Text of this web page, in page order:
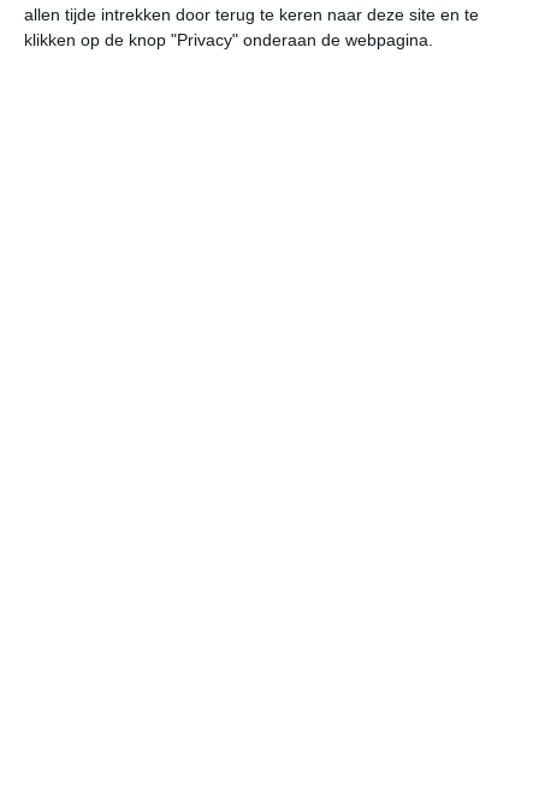
allen tijde intrekken door terug te keren naar deze site en te
klikken op de knop "Privacy" onderaan de webpagina.
04:00 07:00 10:00 13:00 16:00